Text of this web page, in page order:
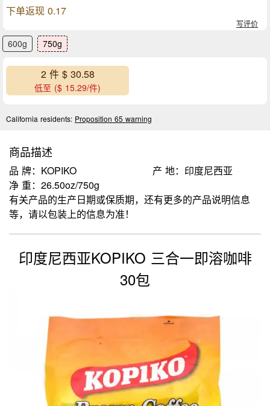
下单返现 0.17
写评价
600g 750g
2 件 $ 30.58
低至 ($ 15.29/件)
California residents: Proposition 65 warning
商品描述
品 牌：KOPIKO
产 地：印度尼西亚
净 重：26.50oz/750g
有关产品的生产日期或保质期，还有更多的产品说明信息
等，请以包装上的信息为准！
印度尼西亚KOPIKO 三合一即溶咖啡
30包